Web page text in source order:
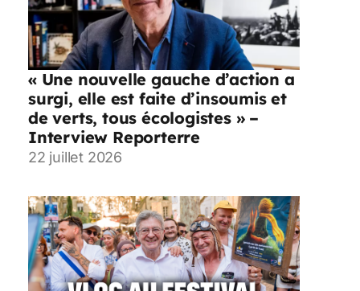
« Une nouvelle gauche d’action a
surgi, elle est faite d’insoumis et
de verts, tous écologistes » –
Interview Reporterre
22 juillet 2026